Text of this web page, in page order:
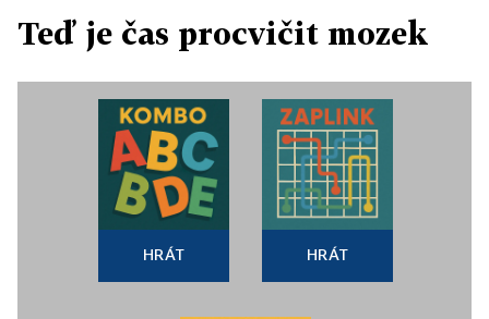
Teď je čas procvičit mozek
HRÁT HRÁT